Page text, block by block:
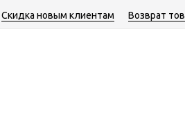
Скидка новым клиентам Возврат